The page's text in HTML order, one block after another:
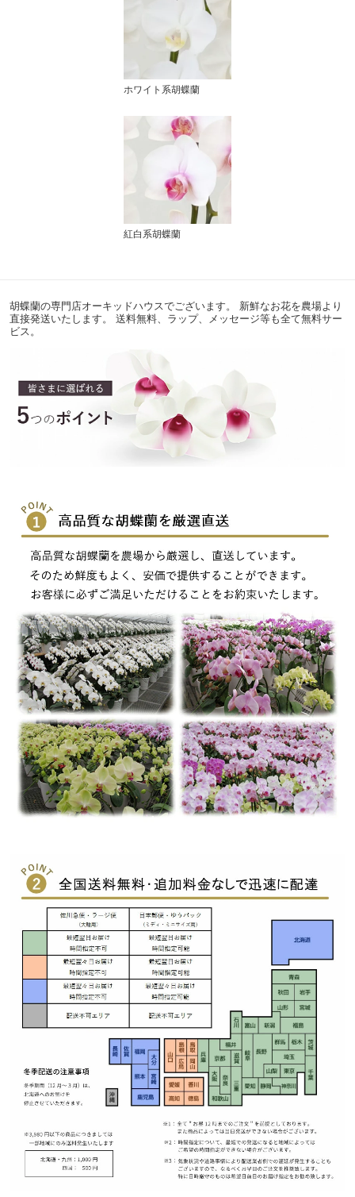
ホワイト系胡蝶蘭
紅白系胡蝶蘭
胡蝶蘭の専門店オーキッドハウスでございます。 新鮮なお花を農場より
直接発送いたします。 送料無料、ラップ、メッセージ等も全て無料サー
ビス。